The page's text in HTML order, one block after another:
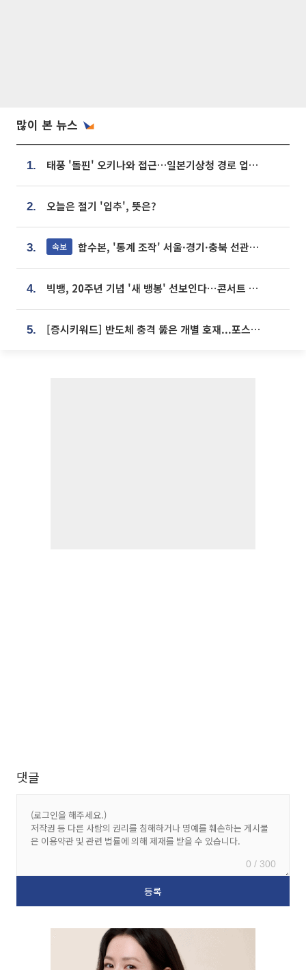
많이 본 뉴스
1. 태풍 '돌핀' 오키나와 접근…일본기상청 경로 업데이트
2. 오늘은 절기 '입추', 뜻은?
3. 속보 합수본, '통계 조작' 서울·경기·충북 선관위 등 추가 압수수색
4. 빅뱅, 20주년 기념 '새 뱅봉' 선보인다⋯콘서트 앞두고 팝업 개최
5. [증시키워드] 반도체 충격 뚫은 개별 호재...포스코퓨처엠·에코프로·한화솔루션 '눈길'
댓글
0 / 300